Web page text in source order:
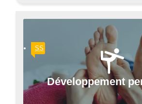
Développement
SS